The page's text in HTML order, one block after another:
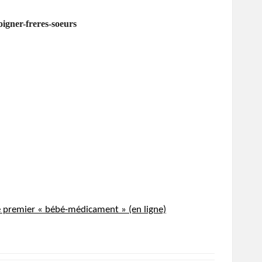
freres-soeurs
premier « bébé-médicament » (en ligne)